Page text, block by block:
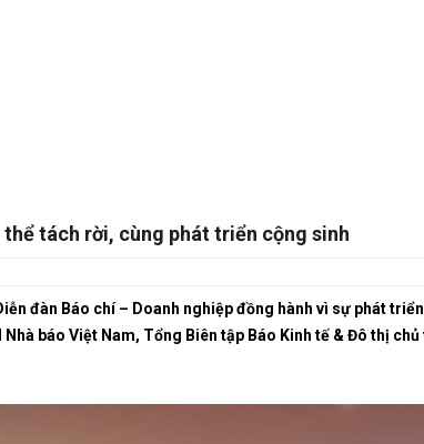
tách rời, cùng phát triển cộng sinh
đàn Báo chí – Doanh nghiệp đồng hành vì sự phát
Nhà báo Việt Nam, Tổng Biên tập Báo Kinh tế & Đô thị